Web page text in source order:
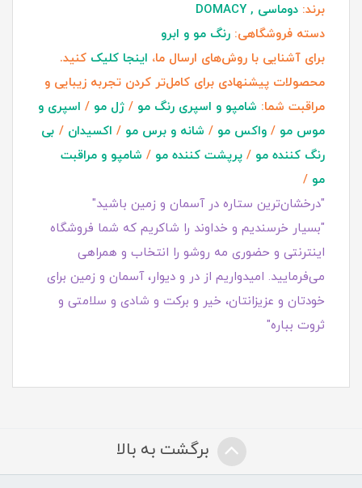
برند: دوماسی , DOMACY
دسته فروشگاهی: رنگ مو و ابرو
برای آشنایی با روش‌های ارسال ما، اینجا کلیک کنید.
محصولات پیشنهادی برای کامل‌تر کردن تجربه زیبایی و
مراقبت شما: شامپو و اسپری رنگ مو / ژل مو / اسپری و
موس مو / واکس مو / شانه و برس مو / اکسیدان / بی
رنگ کننده مو / پرپشت کننده مو / شامپو و مراقبت
مو /
"درخشان‌ترین ستاره در آسمان و زمین باشید"
"بسیار خرسندیم و خداوند را شاکریم که شما فروشگاه
اینترنتی و حضوری مه روشو را انتخاب و همراهی
می‌فرمایید. امیدواریم از در و دیوار، آسمان و زمین برای
خودتان و عزیزانتان، خیر و برکت و شادی و سلامتی و
ثروت بباره"
برگشت به بالا